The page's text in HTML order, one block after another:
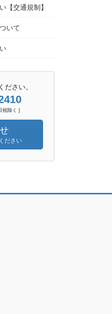
【交通規制】
いて
ださい。
祝除く ]
ださい